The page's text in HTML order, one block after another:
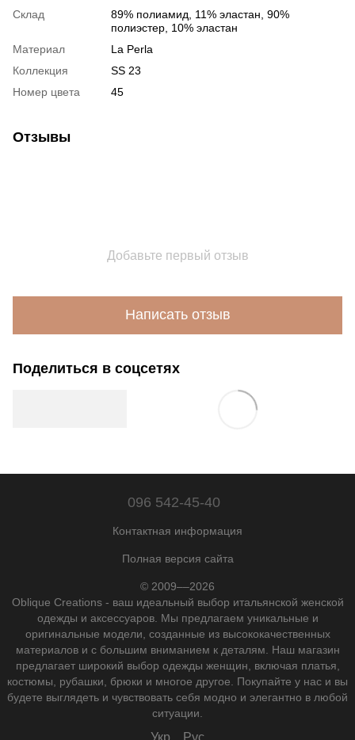
Склад
89% полиамид, 11% эластан, 90%
полиэстер, 10% эластан
Материал
La Perla
Коллекция
SS 23
Номер цвета
45
Отзывы
Добавьте первый отзыв
Написать отзыв
Поделиться в соцсетях
096 542-45-40
Контактная информация
Полная версия сайта
© 2009––2026
Oblique Creations - ваш идеальный выбор итальянской женской
одежды и аксессуаров. Мы предлагаем уникальные и
оригинальные модели, созданные из высококачественных
материалов и с большим вниманием к деталям. Наш магазин
предлагает широкий выбор одежды женщин, включая платья,
костюмы, рубашки, брюки и многое другое. Покупайте у нас и вы
будете выглядеть и чувствовать себя модно и элегантно в любой
ситуации.
Укр Рус